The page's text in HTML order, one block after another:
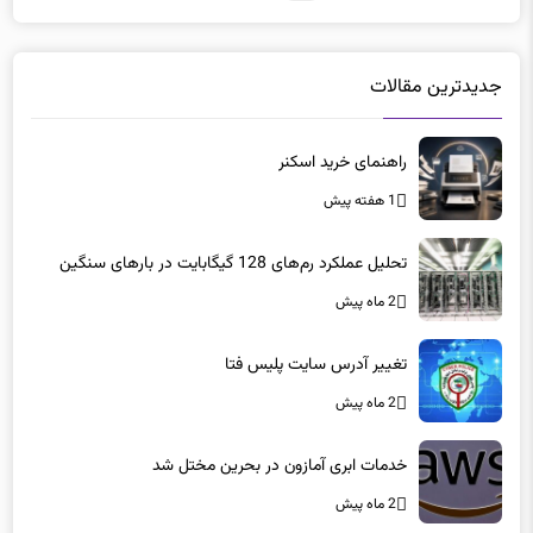
جدیدترین مقالات
راهنمای خرید اسکنر
1 هفته پیش
تحلیل عملکرد رم‌های 128 گیگابایت در بارهای سنگین
2 ماه پیش
تغییر آدرس سایت پلیس فتا
2 ماه پیش
خدمات ابری آمازون در بحرین مختل شد
2 ماه پیش